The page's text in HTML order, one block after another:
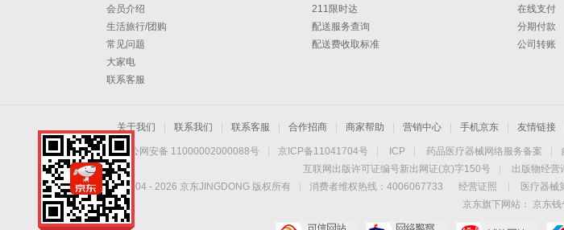
会员介绍
生活旅行/团购
常见问题
大家电
联系客服
211限时达
配送服务查询
配送费收取标准
在线支付
分期付款
公司转账
关于我们 联系我们 联系客服 合作招商 商家帮助 营销中心 手机京东 友情链接
京公网安备 11000002000088号 京ICP备11041704号 ICP 药品医疗器械网络服务备案
互联网出版许可证编号新出网证(京)字150号
出版物经营
Copyright © 2004 - 2026 京东JINGDONG 版权所有 消费者维权热线：4006067733 经营证照 医疗器械
京东旗下网站：
京东钱